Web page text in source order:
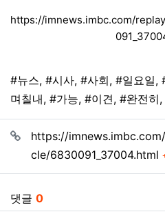
https://imnews.imbc.com/
태그
#뉴스, #시사, #사회, #일요일,
며칠내, #가능, #이견, #완전히,
관련자료
https://
cle/6830091_37004.html
댓글 0